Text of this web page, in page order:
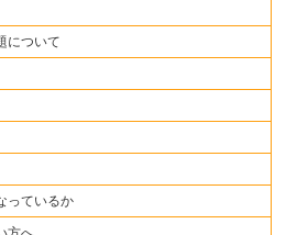
について
っているか